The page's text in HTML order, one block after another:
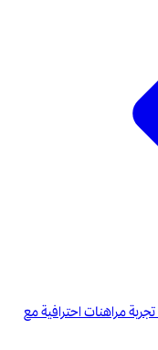
مراهنات احترافية مع